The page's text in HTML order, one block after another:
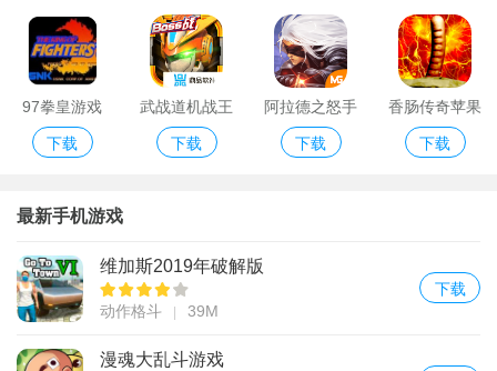
97拳皇游戏
下载
武战道机战王
游戏
下载
阿拉德之怒手
游安卓版华为
下载
香肠传奇苹果
破解版
下载
最新手机游戏
维加斯2019年破解版
动作格斗 39M
下载
漫魂大乱斗游戏